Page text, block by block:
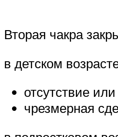
Вторая чакра
в детском
отсутствие
чрезмерная